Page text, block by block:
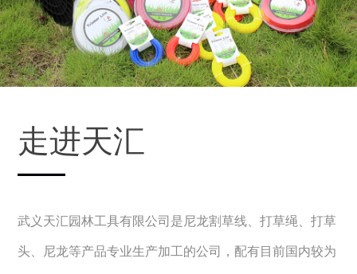
走进天汇
武义天汇园林工具有限公司是尼龙割草线、打草绳、打草
头、尼龙等产品专业生产加工的公司，配有目前国内较为